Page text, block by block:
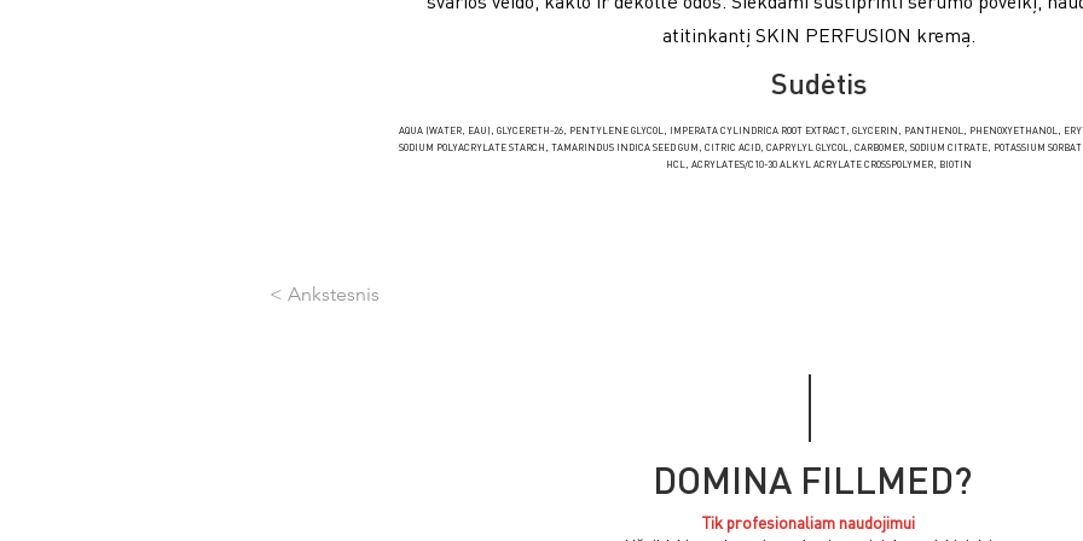
atitinkantį SKIN PERFUSION kremą.
Sudėtis
AQUA (WATER, EAU), GLYCERETH-26, PENTYLENE GLYCOL, IMPERATA CYLINDRICA ROOT EXTRACT, GLYCERIN, PANTHENOL, PHENOXYETHANOL,
SODIUM POLYACRYLATE STARCH, TAMARINDUS INDICA SEED GUM, CITRIC ACID, CAPRYLYL GLYCOL, CARBOMER, SODIUM CITRATE, POTASSIUM
HCL, ACRYLATES/C10-30 ALKYL ACRYLATE CROSSPOLYMER, BIOTIN
< Ankstesnis
DOMINA FILLMED?
Tik profesionaliam naudojimui